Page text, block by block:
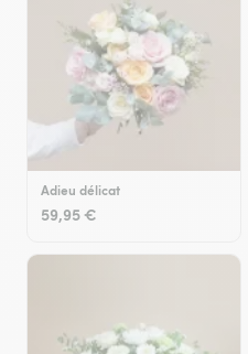
Adieu délicat
59,95 €